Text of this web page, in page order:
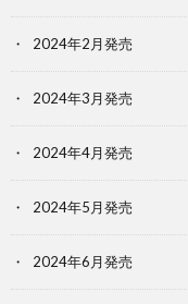
2024年2月発売
2024年3月発売
2024年4月発売
2024年5月発売
2024年6月発売